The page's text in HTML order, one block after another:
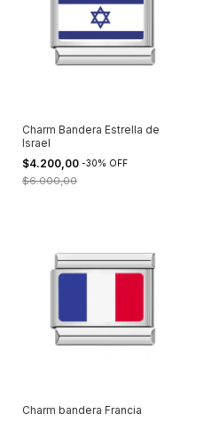
Charm Bandera Estrella de
Israel
$4.200,00 -30% OFF
$6.000,00
Charm bandera Francia